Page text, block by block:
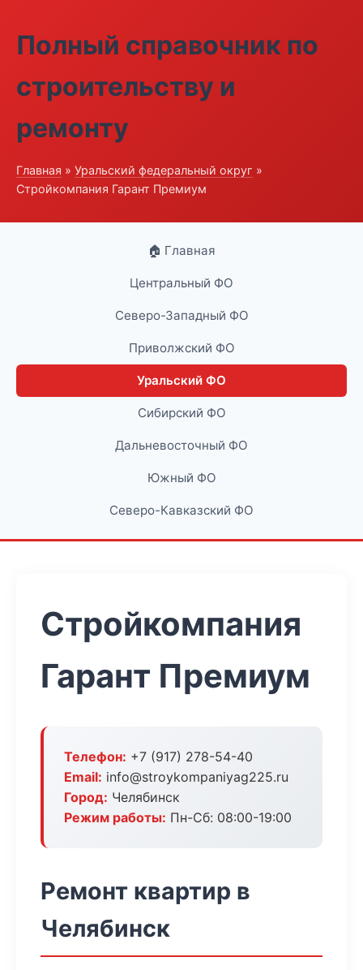
Полный справочник по
строительству и
ремонту
Главная » Уральский федеральный округ »
Стройкомпания Гарант Премиум
🏠 Главная
Центральный ФО
Северо-Западный ФО
Приволжский ФО
Уральский ФО
Сибирский ФО
Дальневосточный ФО
Южный ФО
Северо-Кавказский ФО
Стройкомпания
Гарант Премиум
Телефон: +7 (917) 278-54-40
Email: info@stroykompaniyag225.ru
Город: Челябинск
Режим работы: Пн-Сб: 08:00-19:00
Ремонт квартир в
Челябинск